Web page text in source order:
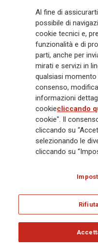
nel periodo 2021-2024, a
disponibili a livello della
miliardi nel periodo
dividendi cumulati
per
e € 5,6 miliardi nel
sul dividendo per azione16
DELIBERA DI
IN ATTUAZIONE
INCENTIVE PLAN
aumento di capitale, pari
piano di incentivazione di
Incentive Plan 2019-
verificarsi delle
L’esecuzione di quanto
Al fine di
possibile di
cookie tecnici e,
funzionalità e di
parti, anche per
mirati e servizi in
qualsiasi
consenso,
informazioni
cookiecliccando
cookie". Il
cliccando su
selezionando le
cliccando su